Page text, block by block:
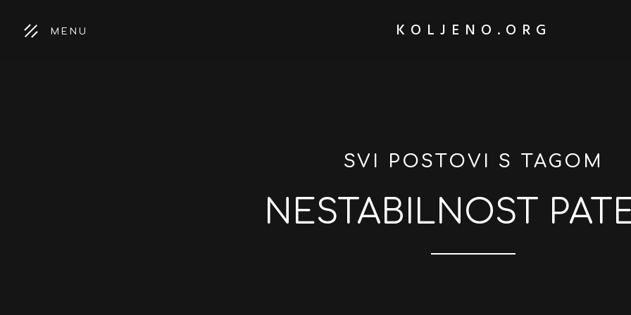
MENU KOLJENO.ORG
SVI POSTOVI S TAGOM
NESTABILNOST